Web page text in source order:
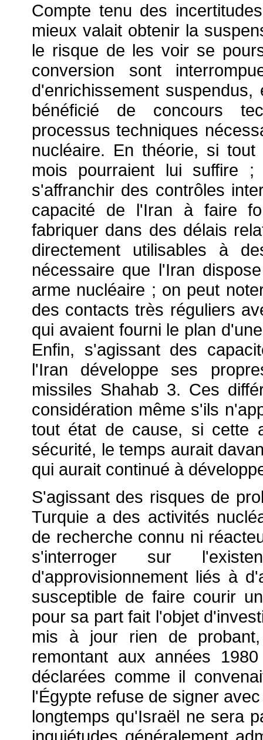
Compte tenu des
mieux valait obtenir la
le risque de les voir se
conversion sont
d'enrichissement
bénéficié de concours
processus techniques
nucléaire. En théorie, si
mois pourraient lui suffire
s'affranchir des contrôles
capacité de l'Iran à faire
fabriquer dans des délais
directement utilisables à
nécessaire que l'Iran
arme nucléaire ; on peut
des contacts très réguliers
qui avaient fourni le plan
Enfin, s'agissant des
l'Iran développe ses
missiles Shahab 3. Ces
considération même s'ils
tout état de cause, si cette
sécurité, le temps aurait
qui aurait continué à
S'agissant des risques de
Turquie a des activités
de recherche connu ni
s'interroger sur
d'approvisionnement liés à
susceptible de faire courir
pour sa part fait l'objet
mis à jour rien de
remontant aux années
déclarées comme il
l'Égypte refuse de signer
longtemps qu'Israël ne sera